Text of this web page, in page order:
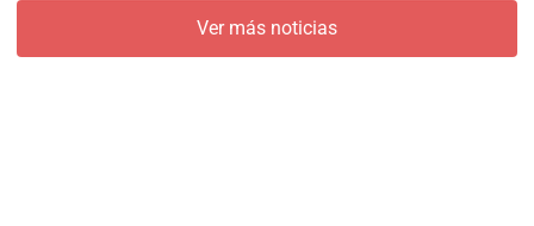
Ver más noticias